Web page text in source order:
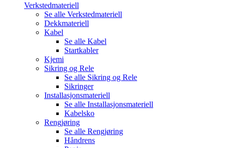
Verkstedmateriell
Se alle Verkstedmateriell
Dekkmateriell
Kabel
Se alle Kabel
Startkabler
Kjemi
Sikring og Rele
Se alle Sikring og Rele
Sikringer
Installasjonsmateriell
Se alle Installasjonsmateriell
Kabelsko
Rengjøring
Se alle Rengjøring
Håndrens